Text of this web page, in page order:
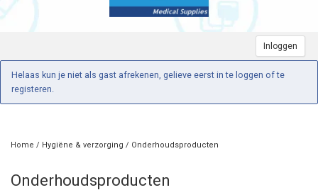
Inloggen
Helaas kun je niet als gast afrekenen, gelieve eerst in te loggen of te
registeren.
Home / Hygiëne & verzorging / Onderhoudsproducten
Onderhoudsproducten